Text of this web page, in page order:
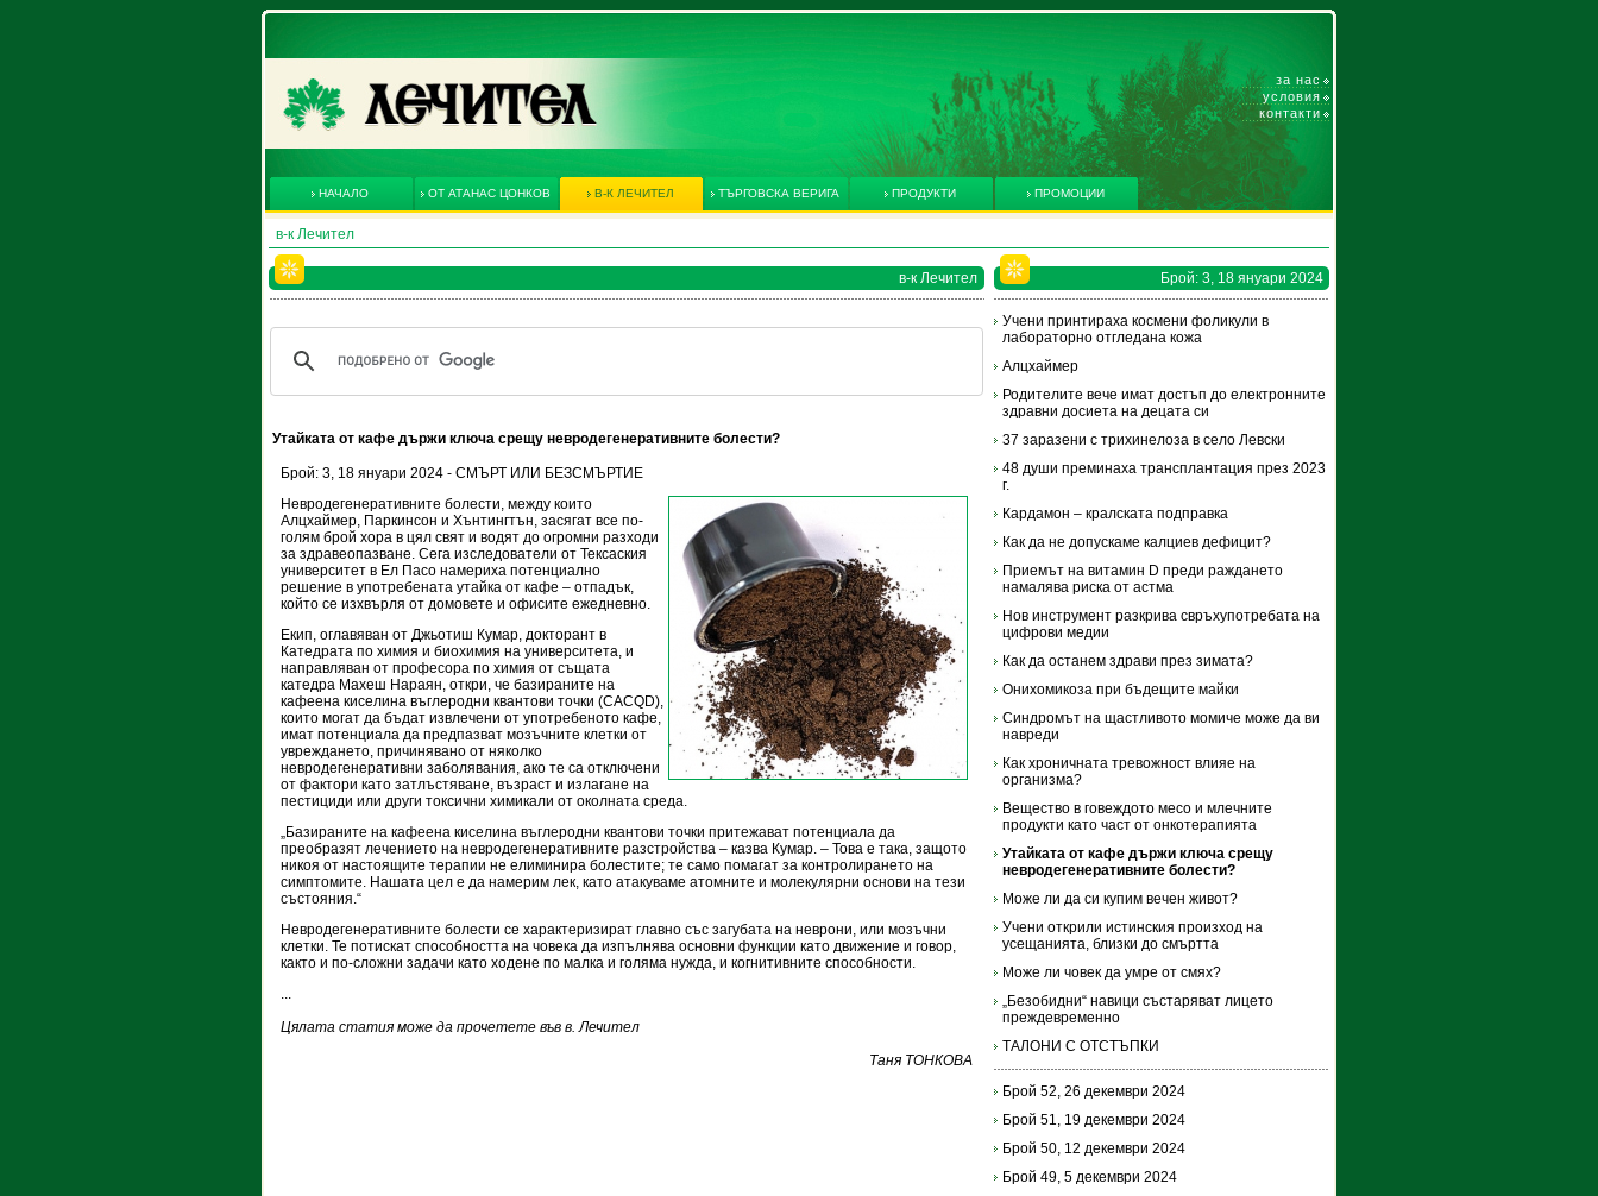
за нас
условия
контакти
НАЧАЛО ОТ АТАНАС ЦОНКОВ В-К ЛЕЧИТЕЛ ТЪРГОВСКА ВЕРИГА ПРОДУКТИ ПРОМОЦИИ
в-к Лечител
в-к Лечител
Утайката от кафе държи ключа срещу невродегенеративните болести?
Брой: 3, 18 януари 2024 - СМЪРТ ИЛИ БЕЗСМЪРТИЕ
Невродегенеративните болести, между които
Алцхаймер, Паркинсон и Хънтингтън, засягат все по-
голям брой хора в цял свят и водят до огромни разходи
за здравеопазване. Сега изследователи от Тексаския
университет в Ел Пасо намериха потенциално
решение в употребената утайка от кафе – отпадък,
който се изхвърля от домовете и офисите ежедневно.
Екип, оглавяван от Джьотиш Кумар, докторант в
Катедрата по химия и биохимия на университета, и
направляван от професора по химия от същата
катедра Махеш Нараян, откри, че базираните на
кафеена киселина въглеродни квантови точки (CACQD),
които могат да бъдат извлечени от употребеното кафе,
имат потенциала да предпазват мозъчните клетки от
увреждането, причинявано от няколко
невродегенеративни заболявания, ако те са отключени
от фактори като затлъстяване, възраст и излагане на
пестициди или други токсични химикали от околната среда.
„Базираните на кафеена киселина въглеродни квантови точки притежават потенциала да
преобразят лечението на невродегенеративните разстройства – казва Кумар. – Това е така, защото
никоя от настоящите терапии не елиминира болестите; те само помагат за контролирането на
симптомите. Нашата цел е да намерим лек, като атакуваме атомните и молекулярни основи на тези
състояния.“
Невродегенеративните болести се характеризират главно със загубата на неврони, или мозъчни
клетки. Те потискат способността на човека да изпълнява основни функции като движение и говор,
както и по-сложни задачи като ходене по малка и голяма нужда, и когнитивните способности.
...
Цялата статия може да прочетете във в. Лечител
Таня ТОНКОВА
Брой: 3, 18 януари 2024
Учени принтираха космени фоликули в
лабораторно отгледана кожа
Алцхаймер
Родителите вече имат достъп до електронните
здравни досиета на децата си
37 заразени с трихинелоза в село Левски
48 души преминаха трансплантация през 2023
г.
Кардамон – кралската подправка
Как да не допускаме калциев дефицит?
Приемът на витамин D преди раждането
намалява риска от астма
Нов инструмент разкрива свръхупотребата на
цифрови медии
Как да останем здрави през зимата?
Онихомикоза при бъдещите майки
Синдромът на щастливото момиче може да ви
навреди
Как хроничната тревожност влияе на
организма?
Вещество в говеждото месо и млечните
продукти като част от онкотерапията
Утайката от кафе държи ключа срещу
невродегенеративните болести?
Може ли да си купим вечен живот?
Учени открили истинския произход на
усещанията, близки до смъртта
Може ли човек да умре от смях?
„Безобидни“ навици състаряват лицето
преждевременно
ТАЛОНИ С ОТСТЪПКИ
Брой 52, 26 декември 2024
Брой 51, 19 декември 2024
Брой 50, 12 декември 2024
Брой 49, 5 декември 2024